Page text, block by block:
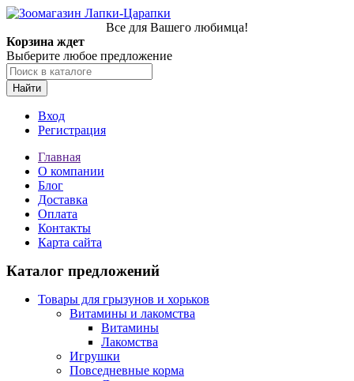
Все для Вашего любимца!
Корзина ждет
Выберите любое предложение
Найти
Вход
Регистрация
Главная
О компании
Блог
Доставка
Оплата
Контакты
Карта сайта
Каталог предложений
Товары для грызунов и хорьков
Витамины и лакомства
Витамины
Лакомства
Игрушки
Повседневные корма